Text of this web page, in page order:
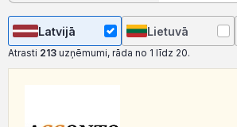
Latvijā Lietuvā
Atrasti 213 uzņēmumi, rāda no 1 līdz 20.